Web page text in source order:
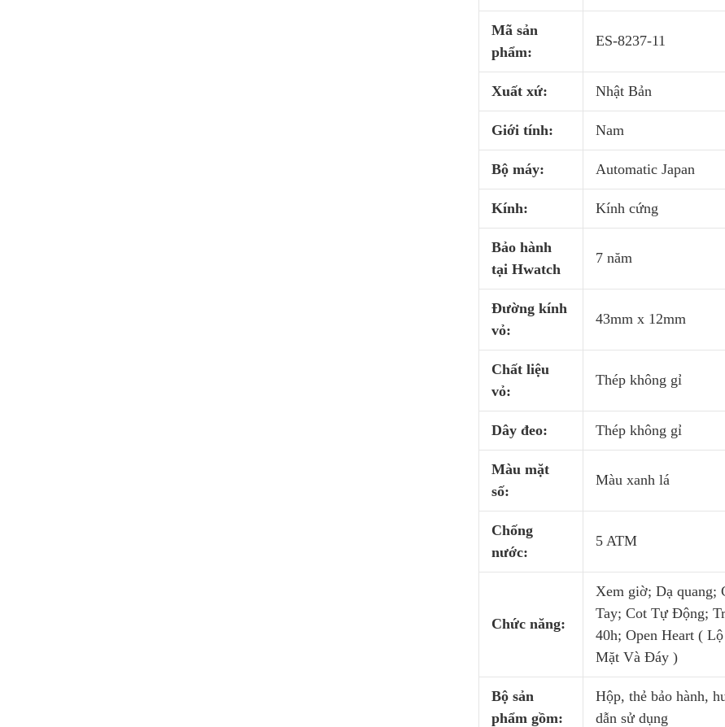
Mã sản
phẩm:
ES-8237-11
Xuất xứ: Nhật Bản
Giới tính: Nam
Bộ máy: Automatic Japan
Kính: Kính cứng
Bảo hành
tại Hwatch
7 năm
Đường kính
vỏ:
43mm x 12mm
Chất liệu
vỏ:
Thép không gỉ
Dây đeo: Thép không gỉ
Màu mặt
số:
Màu xanh lá
Chống
nước:
5 ATM
Chức năng:
Xem giờ; Dạ quang;
Tay; Cot Tự Động;
40h; Open Heart (
Mặt Và Đáy )
Bộ sản
phẩm gồm:
Hộp, thẻ bảo hành,
dẫn sử dụng